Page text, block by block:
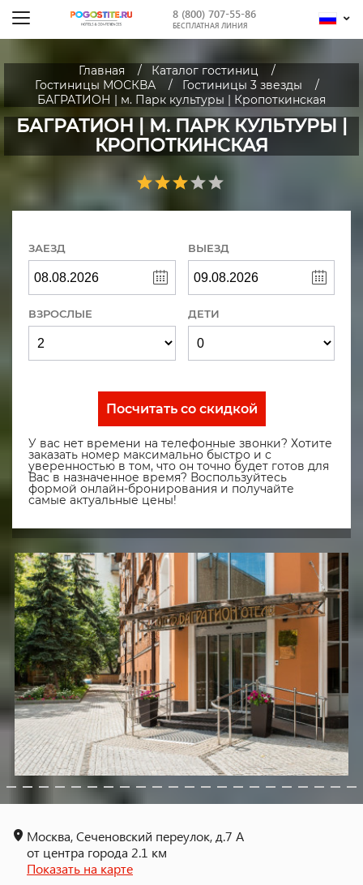
8 (800) 707-55-86
БЕСПЛАТНАЯ ЛИНИЯ
Главная
Каталог гостиниц
Гостиницы МОСКВА
Гостиницы 3 звезды
БАГРАТИОН | м. Парк культуры | Кропоткинская
БАГРАТИОН | М. ПАРК КУЛЬТУРЫ |
КРОПОТКИНСКАЯ
ЗАЕЗД ВЫЕЗД
ВЗРОСЛЫЕ ДЕТИ
Посчитать со скидкой
У вас нет времени на телефонные звонки? Хотите
заказать номер максимально быстро и с
уверенностью в том, что он точно будет готов для
Вас в назначенное время? Воспользуйтесь
формой онлайн-бронирования и получайте
самые актуальные цены!
Москва, Сеченовский переулок, д.7 А
от центра города 2.1 км
Показать на карте